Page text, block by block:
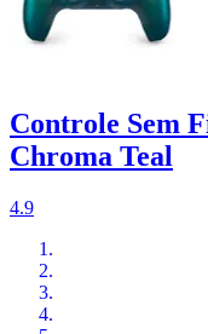
Controle Sem
Chroma Teal
4.9